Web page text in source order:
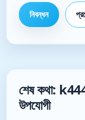
নিবন্ধন
শেষ কথা:
উপযোগী